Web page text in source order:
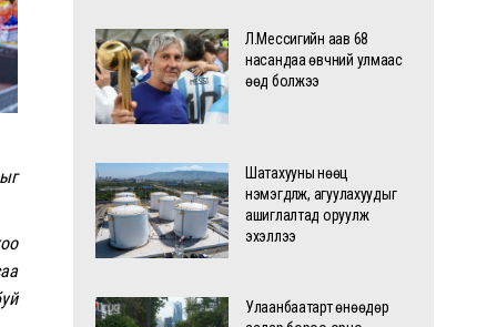
Л.Мессигийн аав 68
насандаа өвчний улмаас
өөд болжээ
Шатахууны нөөц
нэмэгдүүлж, агуулахуудыг
ашиглалтад оруулж
эхэллээ
Улаанбаатарт өнөөдөр